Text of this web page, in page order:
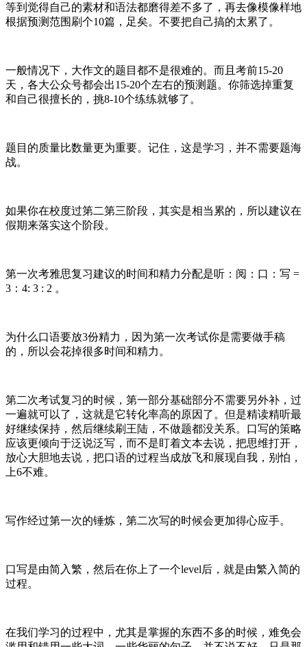
等到觉得自己的素材和语法都磨得差不多了，再去像模像样地
根据预测范围刷个10篇，足矣。不要把自己搞的太累了。
一般情况下，大作文的题目都不是很难的。而且考前15-20
天，各大公众号都会出15-20个左右的预测题。你筛选掉重复
和自己很擅长的，挑8-10个练练就够了。
题目的质量比数量更为重要。记住，这是学习，并不需要题海
战。
如果你在校度过第二第三阶段，其实是相当累的，所以建议在
假期来落实这个阶段。
第一次考雅思复习建议的时间和精力分配是听：阅：口：写 =
3：4: 3 : 2 。
为什么口语要放3份精力，因为第一次考试你是需要做手稿
的，所以会花掉很多时间和精力。
第二次考试复习的时候，第一部分基础部分不需要另外补，过
一遍就可以了，这就是它转化率高的原因了。但是精读精听最
好继续保持，然后继续刷王陆，不做题都没关系。口写的策略
应该更倾向于泛说泛写，而不是盯着文本去说，把思维打开，
放心大胆地去说，把口语的过程当成放飞和展现自我，别怕，
上6不难。
写作经过第一次的锤炼，第二次写的时候会更加得心应手。
口写是由简入繁，然后在你上了一个level后，就是由繁入简的
过程。
在我们学习的过程中，尤其是掌握的东西不多的时候，难免会